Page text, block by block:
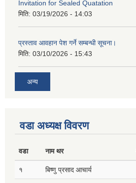
Invitation for Sealed Quatation
मिति: 03/19/2026 - 14:03
प्रस्ताव आवहान पेश गर्ने सम्बन्धी सूचना।
मिति: 03/10/2026 - 15:43
अन्य
वडा अध्यक्ष विवरण
वडा नाम थर
१ बिष्णु प्रसाद आचार्य